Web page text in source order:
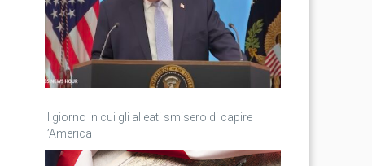
Il giorno in cui gli alleati smisero di capire
l’America